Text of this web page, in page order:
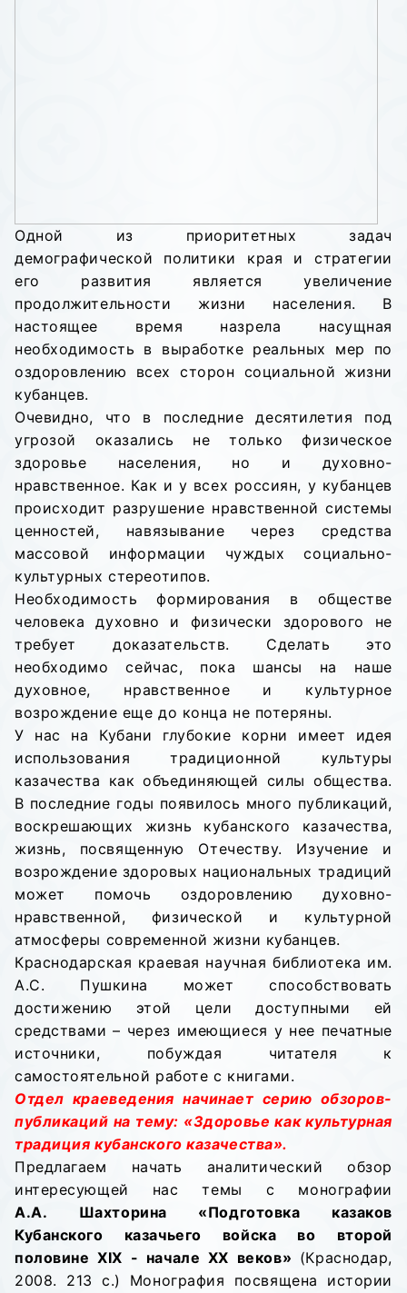
Одной из приоритетных задач
демографической политики края и стратегии
его развития является увеличение
продолжительности жизни населения. В
настоящее время назрела насущная
необходимость в выработке реальных мер по
оздоровлению всех сторон социальной жизни
кубанцев.
Очевидно, что в последние десятилетия под
угрозой оказались не только физическое
здоровье населения, но и духовно-
нравственное. Как и у всех россиян, у кубанцев
происходит разрушение нравственной системы
ценностей, навязывание через средства
массовой информации чуждых социально-
культурных стереотипов.
Необходимость формирования в обществе
человека духовно и физически здорового не
требует доказательств. Сделать это
необходимо сейчас, пока шансы на наше
духовное, нравственное и культурное
возрождение еще до конца не потеряны.
У нас на Кубани глубокие корни имеет идея
использования традиционной культуры
казачества как объединяющей силы общества.
В последние годы появилось много публикаций,
воскрешающих жизнь кубанского казачества,
жизнь, посвященную Отечеству. Изучение и
возрождение здоровых национальных традиций
может помочь оздоровлению духовно-
нравственной, физической и культурной
атмосферы современной жизни кубанцев.
Краснодарская краевая научная библиотека им.
А.С. Пушкина может способствовать
достижению этой цели доступными ей
средствами – через имеющиеся у нее печатные
источники, побуждая читателя к
самостоятельной работе с книгами.
Отдел краеведения начинает серию обзоров-
публикаций на тему: «Здоровье как культурная
традиция кубанского казачества».
Предлагаем начать аналитический обзор
интересующей нас темы с монографии
А.А. Шахторина «Подготовка казаков
Кубанского казачьего войска во второй
половине XIX - начале XX веков» (Краснодар,
2008. 213 с.) Монография посвящена истории